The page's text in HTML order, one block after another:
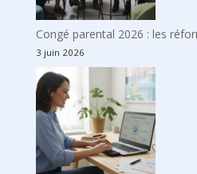
Congé parental 2026 : les
3 juin 2026